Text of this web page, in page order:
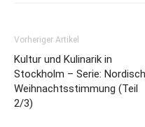
Vorheriger Artikel
Kultur und Kulinarik in
Stockholm – Serie:
Weihnachtsstimmung (Teil
2/3)